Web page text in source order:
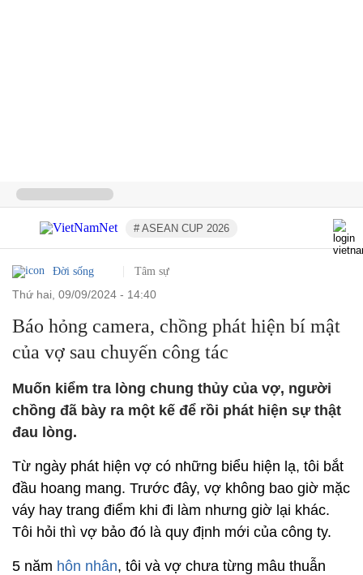
# ASEAN CUP 2026
Đời sống Tâm sự
thứ hai, 09/09/2024 - 14:40
Báo hỏng camera, chồng phát hiện bí mật
của vợ sau chuyến công tác
Muốn kiểm tra lòng chung thủy của vợ, người
chồng đã bày ra một kế để rồi phát hiện sự thật
đau lòng.
Từ ngày phát hiện vợ có những biểu hiện lạ, tôi bắt
đầu hoang mang. Trước đây, vợ không bao giờ mặc
váy hay trang điểm khi đi làm nhưng giờ lại khác.
Tôi hỏi thì vợ bảo đó là quy định mới của công ty.
5 năm hôn nhân, tôi và vợ chưa từng mâu thuẫn